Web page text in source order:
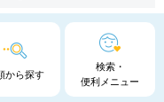
から探す
検索・
便利メニュー